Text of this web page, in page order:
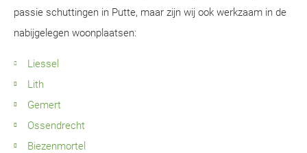
passie schuttingen in Putte, maar zijn wij ook werkzaam in de
nabijgelegen woonplaatsen:
Liessel
Lith
Gemert
Ossendrecht
Biezenmortel